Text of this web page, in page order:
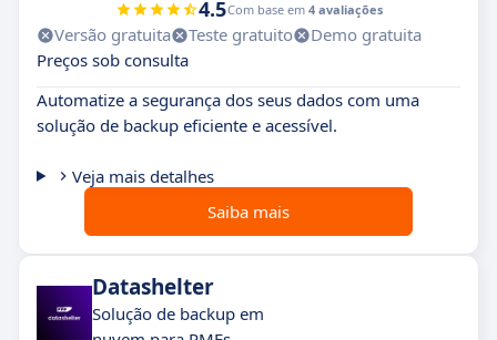
4.5Com base em 4 avaliações
Versão gratuita Teste gratuito
Demo gratuita
Preços sob consulta
Automatize a segurança dos seus dados com uma
solução de backup eficiente e acessível.
Veja mais detalhes
Saiba mais
Datashelter
Solução de backup em